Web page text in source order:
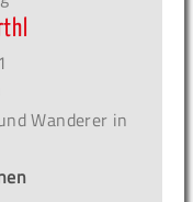
Wanderer in